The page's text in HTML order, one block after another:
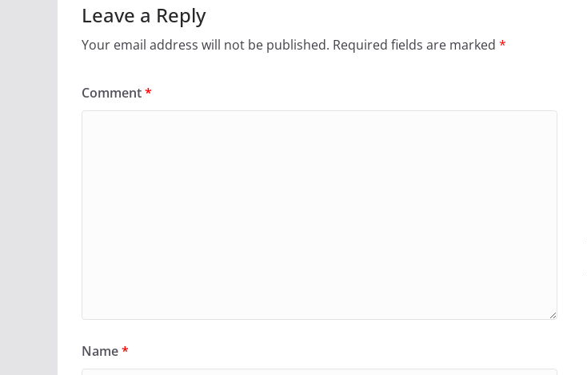
Leave a Reply
Your email address will not be published. Required fields are marked *
Comment*
Name*